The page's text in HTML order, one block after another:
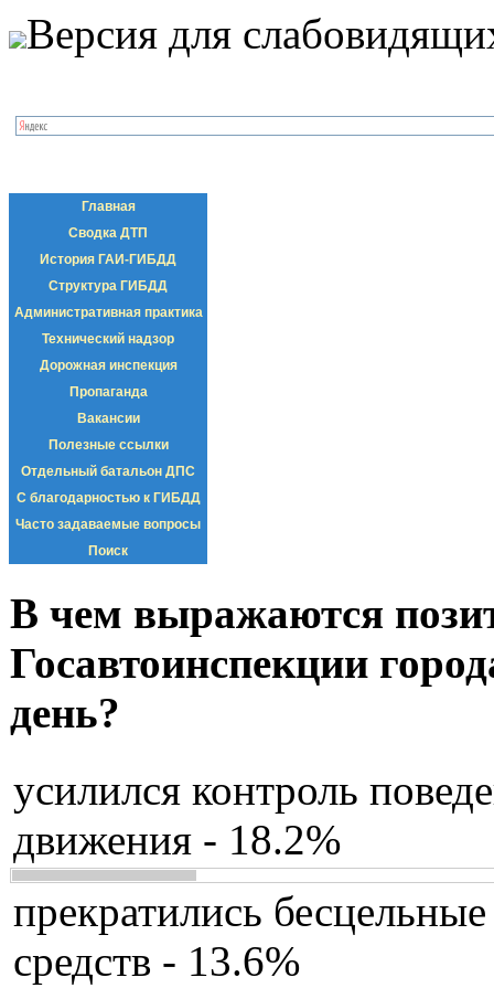
Версия для
Главная
Сводка ДТП
История ГАИ-ГИБДД
Структура ГИБДД
Административная практика
Технический надзор
Дорожная инспекция
Пропаганда
Вакансии
Полезные ссылки
Отдельный батальон ДПС
С благодарностью к ГИБДД
Часто задаваемые вопросы
Поиск
В чем выражаются
Госавтоинспекции
день?
усилился контроль
движения - 18.2%
прекратились
средств - 13.6%